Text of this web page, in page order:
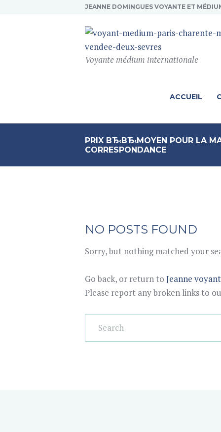
JEANNE DOMINGUES VOYANTE ET
Voyante médium internationale
ACCUEIL
PRIX ВЂ‹ВЂ‹MOYEN POUR LA
CORRESPONDANCE
NO POSTS FOUND
Sorry, but nothing matched your
Go back, or return to Jeanne
Please report any broken links to